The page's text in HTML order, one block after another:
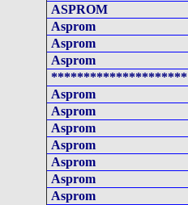
ASPROM
Asprom
Asprom
Asprom
*********************
Asprom
Asprom
Asprom
Asprom
Asprom
Asprom
Asprom